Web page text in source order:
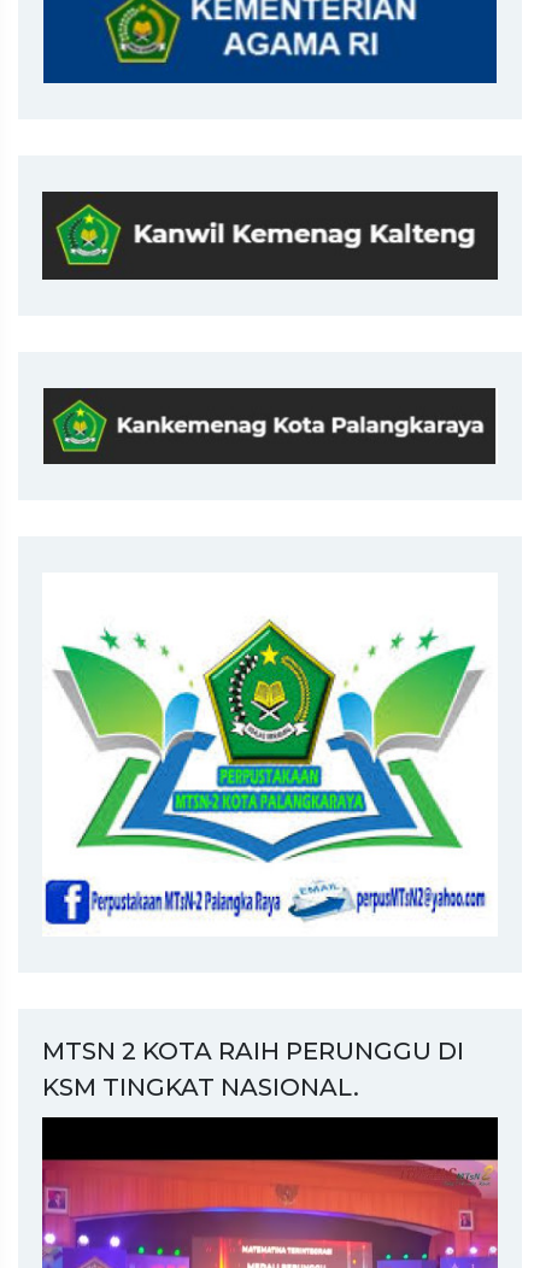
MTSN 2 KOTA RAIH PERUNGGU DI
KSM TINGKAT NASIONAL.